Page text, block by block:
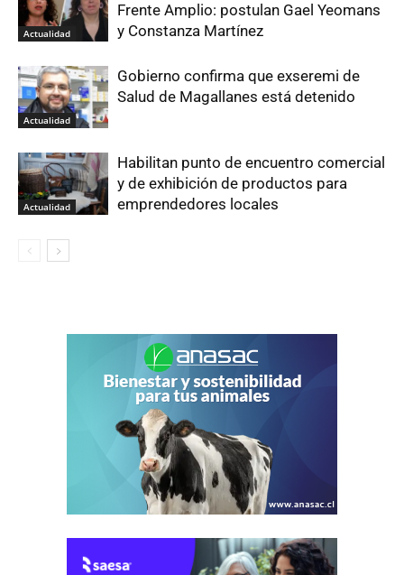
Actualidad
Frente Amplio: postulan Gael Yeomans
y Constanza Martínez
Actualidad
Gobierno confirma que exseremi de
Salud de Magallanes está detenido
Actualidad
Habilitan punto de encuentro comercial
y de exhibición de productos para
emprendedores locales